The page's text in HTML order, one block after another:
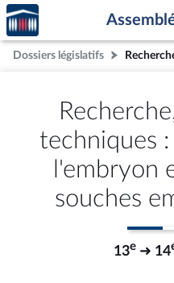
Aller au contenu
Aller en bas de la page
Accèder
à la
page
d'accueil
Dossiers législatifs
techniques
l'embryon
souches
13e➜ 14